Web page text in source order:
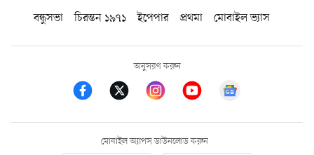
বন্ধুসভা
চিরন্তন ১৯৭১ ইপেপার প্রথমা মোবাইল ভ্যাস
অনুসরণ করুন
মোবাইল অ্যাপস ডাউনলোড করুন